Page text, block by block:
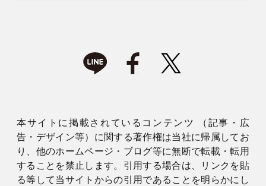
本サイトに掲載されているコンテンツ （記事・広
告・デザイン等）に関する著作権は当社に帰属してお
り、他のホームページ・ブログ等に無断で転載・転用
することを禁止します。引用する場合は、リンクを貼
る等して当サイトからの引用であることを明らかにし